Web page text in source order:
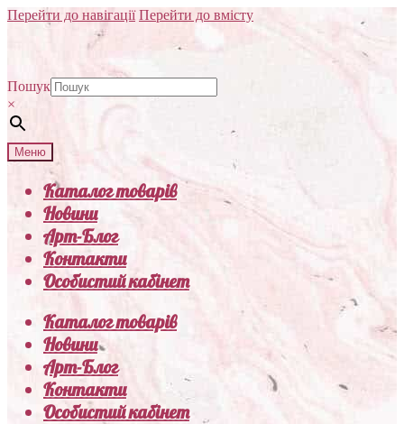
Перейти до навігації Перейти до вмісту
Пошук
×
Меню
Каталог товарів
Новини
Арт-Блог
Контакти
Особистий кабінет
Каталог товарів
Новини
Арт-Блог
Контакти
Особистий кабінет